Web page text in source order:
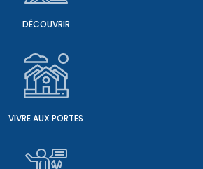
DÉCOUVRIR
VIVRE AUX PORTES